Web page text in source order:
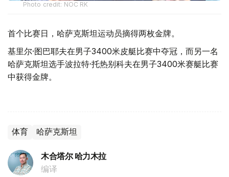
Photo credit: NOC RK
首个比赛日，哈萨克斯坦运动员摘得两枚金牌。
基里尔·图巴耶夫在男子3400米皮艇比赛中夺冠，而另一名
哈萨克斯坦选手波拉特·托热别科夫在男子3400米赛艇比赛
中获得金牌。
体育 哈萨克斯坦
木合塔尔 哈力木拉
编译